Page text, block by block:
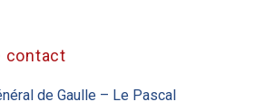
contact
de Gaulle – Le Pascal